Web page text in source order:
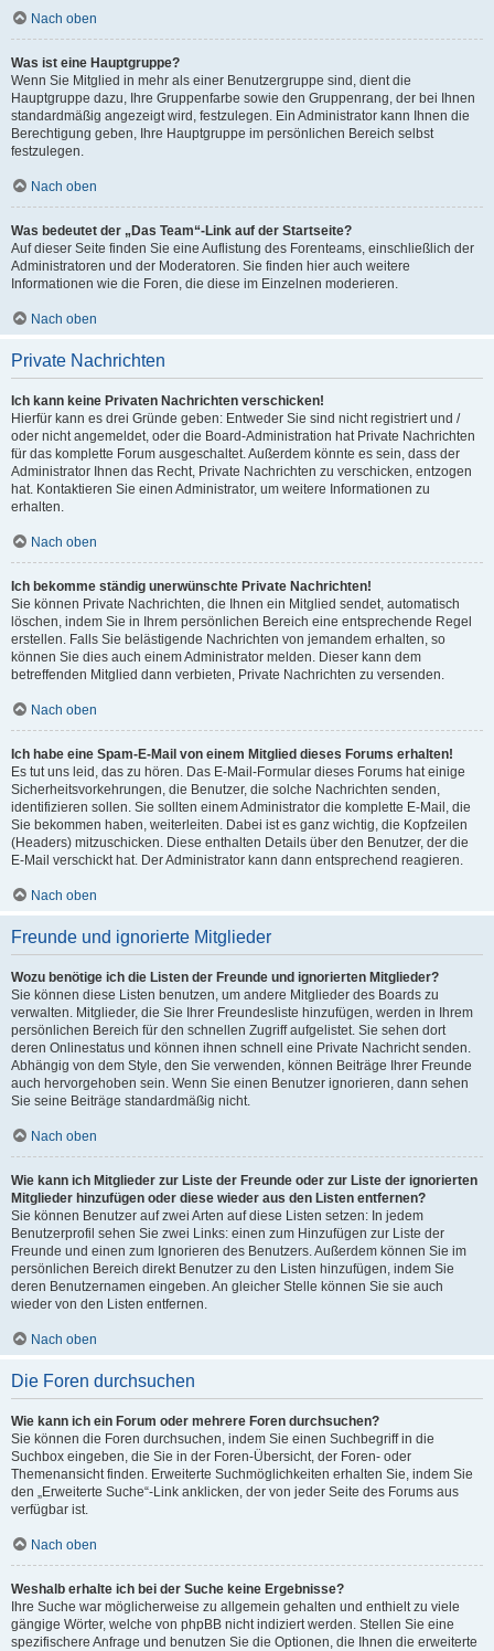
Nach oben
Was ist eine Hauptgruppe?
Wenn Sie Mitglied in mehr als einer Benutzergruppe sind, dient die
Hauptgruppe dazu, Ihre Gruppenfarbe sowie den Gruppenrang, der bei Ihnen
standardmäßig angezeigt wird, festzulegen. Ein Administrator kann Ihnen die
Berechtigung geben, Ihre Hauptgruppe im persönlichen Bereich selbst
festzulegen.
Nach oben
Was bedeutet der „Das Team“-Link auf der Startseite?
Auf dieser Seite finden Sie eine Auflistung des Forenteams, einschließlich der
Administratoren und der Moderatoren. Sie finden hier auch weitere
Informationen wie die Foren, die diese im Einzelnen moderieren.
Nach oben
Private Nachrichten
Ich kann keine Privaten Nachrichten verschicken!
Hierfür kann es drei Gründe geben: Entweder Sie sind nicht registriert und /
oder nicht angemeldet, oder die Board-Administration hat Private Nachrichten
für das komplette Forum ausgeschaltet. Außerdem könnte es sein, dass der
Administrator Ihnen das Recht, Private Nachrichten zu verschicken, entzogen
hat. Kontaktieren Sie einen Administrator, um weitere Informationen zu
erhalten.
Nach oben
Ich bekomme ständig unerwünschte Private Nachrichten!
Sie können Private Nachrichten, die Ihnen ein Mitglied sendet, automatisch
löschen, indem Sie in Ihrem persönlichen Bereich eine entsprechende Regel
erstellen. Falls Sie belästigende Nachrichten von jemandem erhalten, so
können Sie dies auch einem Administrator melden. Dieser kann dem
betreffenden Mitglied dann verbieten, Private Nachrichten zu versenden.
Nach oben
Ich habe eine Spam-E-Mail von einem Mitglied dieses Forums erhalten!
Es tut uns leid, das zu hören. Das E-Mail-Formular dieses Forums hat einige
Sicherheitsvorkehrungen, die Benutzer, die solche Nachrichten senden,
identifizieren sollen. Sie sollten einem Administrator die komplette E-Mail, die
Sie bekommen haben, weiterleiten. Dabei ist es ganz wichtig, die Kopfzeilen
(Headers) mitzuschicken. Diese enthalten Details über den Benutzer, der die
E-Mail verschickt hat. Der Administrator kann dann entsprechend reagieren.
Nach oben
Freunde und ignorierte Mitglieder
Wozu benötige ich die Listen der Freunde und ignorierten Mitglieder?
Sie können diese Listen benutzen, um andere Mitglieder des Boards zu
verwalten. Mitglieder, die Sie Ihrer Freundesliste hinzufügen, werden in Ihrem
persönlichen Bereich für den schnellen Zugriff aufgelistet. Sie sehen dort
deren Onlinestatus und können ihnen schnell eine Private Nachricht senden.
Abhängig von dem Style, den Sie verwenden, können Beiträge Ihrer Freunde
auch hervorgehoben sein. Wenn Sie einen Benutzer ignorieren, dann sehen
Sie seine Beiträge standardmäßig nicht.
Nach oben
Wie kann ich Mitglieder zur Liste der Freunde oder zur Liste der ignorierten
Mitglieder hinzufügen oder diese wieder aus den Listen entfernen?
Sie können Benutzer auf zwei Arten auf diese Listen setzen: In jedem
Benutzerprofil sehen Sie zwei Links: einen zum Hinzufügen zur Liste der
Freunde und einen zum Ignorieren des Benutzers. Außerdem können Sie im
persönlichen Bereich direkt Benutzer zu den Listen hinzufügen, indem Sie
deren Benutzernamen eingeben. An gleicher Stelle können Sie sie auch
wieder von den Listen entfernen.
Nach oben
Die Foren durchsuchen
Wie kann ich ein Forum oder mehrere Foren durchsuchen?
Sie können die Foren durchsuchen, indem Sie einen Suchbegriff in die
Suchbox eingeben, die Sie in der Foren-Übersicht, der Foren- oder
Themenansicht finden. Erweiterte Suchmöglichkeiten erhalten Sie, indem Sie
den „Erweiterte Suche“-Link anklicken, der von jeder Seite des Forums aus
verfügbar ist.
Nach oben
Weshalb erhalte ich bei der Suche keine Ergebnisse?
Ihre Suche war möglicherweise zu allgemein gehalten und enthielt zu viele
gängige Wörter, welche von phpBB nicht indiziert werden. Stellen Sie eine
spezifischere Anfrage und benutzen Sie die Optionen, die Ihnen die erweiterte